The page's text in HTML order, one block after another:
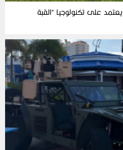
على تكنولوجيا “القبة